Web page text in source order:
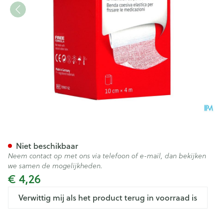
€ 4,26
Verwittig mij als het product terug in voorraad is
Niet beschikbaar
Neem contact op met ons via telefoon of e-mail, dan bekijken
we samen de mogelijkheden.